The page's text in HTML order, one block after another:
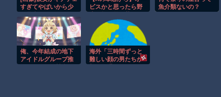
【動画】世界一過酷なオフロードレースのコース設計が絶対にお
【悲報】テレ東の若手女子アナ「国民が勝手に我々取材陣にカ
ｗｗｗｗ
すぎてやばいから少
わんちゃん別れる
ビスかと思ったら野
魚介類ないの？
俺、今年結成の地下
アイドルグループ推
海外「三時間ずっと
難しい顔の男たちが